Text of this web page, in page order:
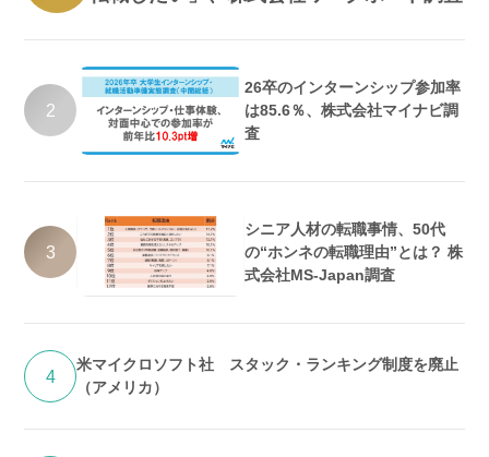
2
26卒のインターンシップ参加率
は85.6％、株式会社マイナビ調
査
3
シニア人材の転職事情、50代
の“ホンネの転職理由”とは？ 株
式会社MS-Japan調査
4
米マイクロソフト社 スタック・ランキング制度を廃止
（アメリカ）